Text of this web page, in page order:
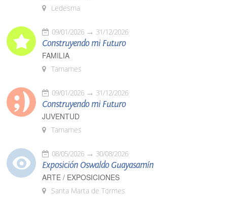
Ledesma
09/01/2026 31/12/2026
Construyendo mi Futuro
FAMILIA
Tamames
09/01/2026 31/12/2026
Construyendo mi Futuro
JUVENTUD
Tamames
08/05/2026 30/08/2026
Exposición Oswaldo Guayasamín
ARTE / EXPOSICIONES
Santa Marta de Tormes